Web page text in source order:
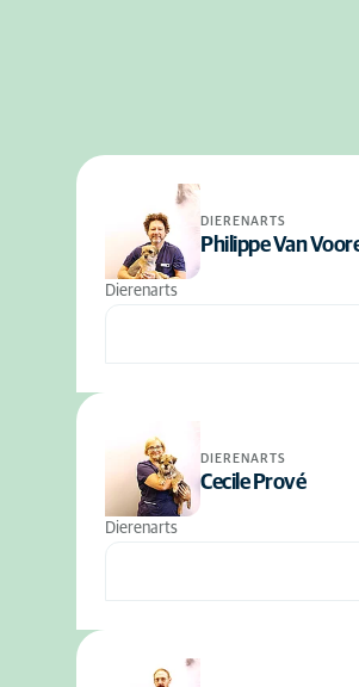
DIERENARTS
Philippe Van
Dierenarts
DIERENARTS
Cecile Prové
Dierenarts